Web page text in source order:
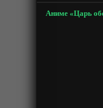
Аниме «Царь